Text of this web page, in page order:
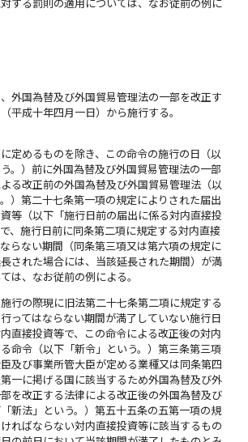
する罰則の適用については、なお従前の例に
外国為替及び外国貿易管理法の一部を改正す
平成十年四月一日）から施行する。
定めるものを除き、この命令の施行の日（以
。）前に外国為替及び外国貿易管理法の一部
る改正前の外国為替及び外国貿易管理法（以
）第二十七条第一項の規定によりされた届出
等（以下「施行日前の届出に係る対内直接投
、施行日前に同条第二項に規定する対内直接
らない期間（同条第三項又は第六項の規定に
された場合には、当該延長された期間）が満
は、なお従前の例による。
行の際現に旧法第二十七条第二項に規定する
ってはならない期間が満了していない施行日
直接投資等で、この命令による改正後の対内
命令（以下「新令」という。）第三条第三項
及び事業所管大臣が定める業種又は同条第四
一に掲げる国に該当するため外国為替及び外
を改正する法律による改正後の外国為替及び
新法」という。）第五十五条の五第一項の規
ればならない対内直接投資等に該当するもの